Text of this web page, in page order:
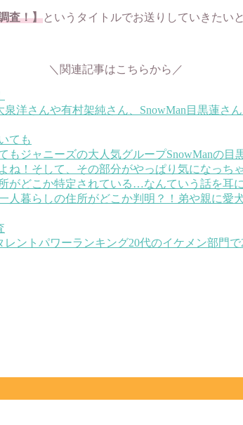
査！】というタイトルでお送りしていきたい
＼関連記事はこちらから／
泉洋さんや有村架純さん、SnowMan目黒蓮さ
も ジャニーズの大人気グループSnowManの
！そして、その部分がやっぱり気になっ
がどこか特定されている…なんていう話を
暮らしの住所がどこか判明？！弟や親に
レントパワーランキング20代のイケメン部門